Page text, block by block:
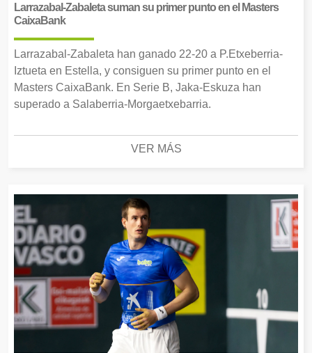
Larrazabal-Zabaleta suman su primer punto en el Masters
CaixaBank
Larrazabal-Zabaleta han ganado 22-20 a P.Etxeberria-
Iztueta en Estella, y consiguen su primer punto en el
Masters CaixaBank. En Serie B, Jaka-Eskuza han
superado a Salaberria-Morgaetxebarria.
VER MÁS